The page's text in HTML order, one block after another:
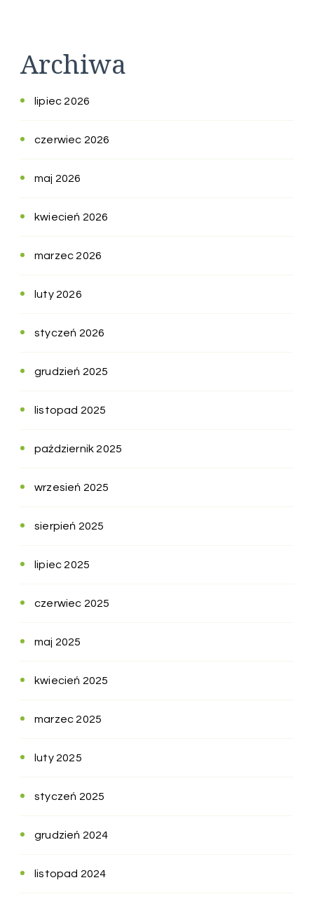
Archiwa
lipiec 2026
czerwiec 2026
maj 2026
kwiecień 2026
marzec 2026
luty 2026
styczeń 2026
grudzień 2025
listopad 2025
październik 2025
wrzesień 2025
sierpień 2025
lipiec 2025
czerwiec 2025
maj 2025
kwiecień 2025
marzec 2025
luty 2025
styczeń 2025
grudzień 2024
listopad 2024